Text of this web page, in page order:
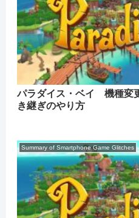
パラダイス・ベイ 機種変
き継ぎのやり方
Summary of Smartphone Game Glitches